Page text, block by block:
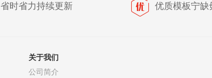
省时省力持续更新 优质模板宁缺
关于我们
公司简介